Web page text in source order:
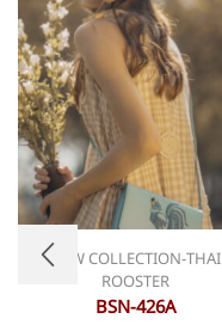
NEW COLLECTION-THAI
ROOSTER
BSN-426A